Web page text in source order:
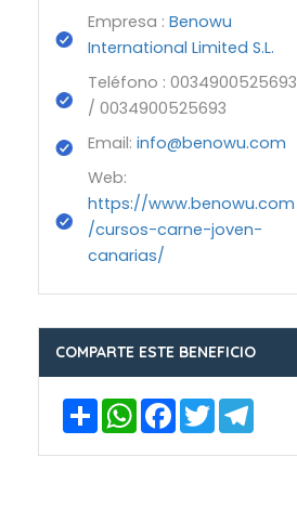
Empresa : Benowu
International Limited S.L.
Teléfono : 0034900525693
/ 0034900525693
Email: info@benowu.com
Web:
https://www.benowu.com
/cursos-carne-joven-
canarias/
COMPARTE ESTE BENEFICIO
CompartirWhatsAppFacebook
Twitter